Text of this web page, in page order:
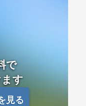
で
す
見る